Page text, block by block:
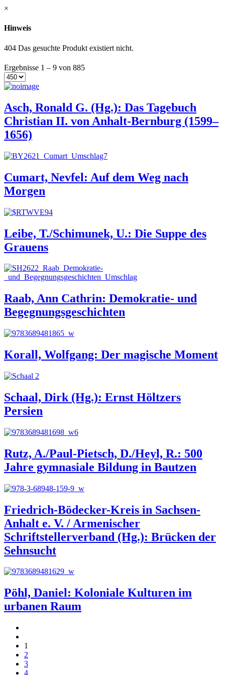
×
Hinweis
404 Das gesuchte Produkt existiert nicht.
Ergebnisse 1 – 9 von 885
Asch, Ronald G. (Hg.): Das Tagebuch
Christian II. von Anhalt-Bernburg (1599–
1656)
Cumart, Nevfel: Auf dem Weg nach
Morgen
Leibe, T./Schimunek, U.: Die Suppe des
Grauens
Raab, Ann Cathrin: Demokratie- und
Begegnungsgeschichten
Korall, Wolfgang: Der magische Moment
Schaal, Dirk (Hg.): Ernst Höltzers
Persien
Rutz, A./Paul-Pietsch, D./Heyl, R.: 500
Jahre gymnasiale Bildung in Bautzen
Friedrich-Bödecker-Kreis in Sachsen-
Anhalt e. V. / Armenischer
Schriftstellerverband (Hg.): Brücken der
Sehnsucht
Pöhl, Daniel: Koloniale Kulturen im
urbanen Raum
1
2
3
4